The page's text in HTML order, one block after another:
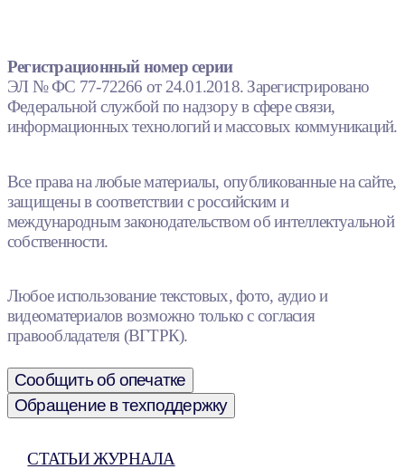
Регистрационный номер серии
ЭЛ № ФС 77-72266 от 24.01.2018. Зарегистрировано
Федеральной службой по надзору в сфере связи,
информационных технологий и массовых коммуникаций.
Все права на любые материалы, опубликованные на сайте,
защищены в соответствии с российским и
международным законодательством об интеллектуальной
собственности.
Любое использование текстовых, фото, аудио и
видеоматериалов возможно только с согласия
правообладателя (ВГТРК).
Сообщить об опечатке
Обращение в техподдержку
СТАТЬИ ЖУРНАЛА